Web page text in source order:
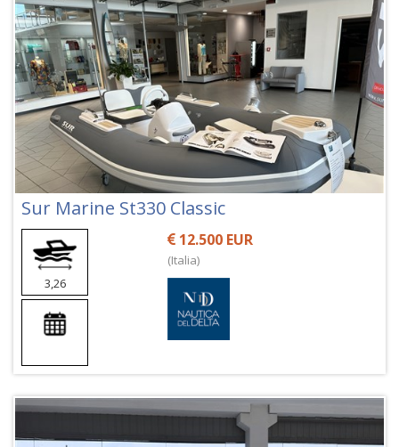
Sur Marine St330 Classic
3,26
12.500 EUR
(Italia)